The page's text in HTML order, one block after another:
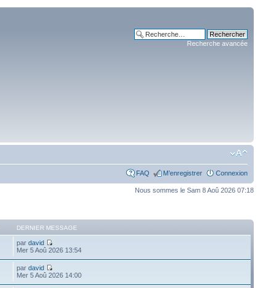
Recherche avancée
FAQ M’enregistrer Connexion
Nous sommes le Sam 8 Aoû 2026 07:18
DERNIER MESSAGE
pardavid
Mer 5 Aoû 2026 13:54
pardavid
Mer 5 Aoû 2026 14:00